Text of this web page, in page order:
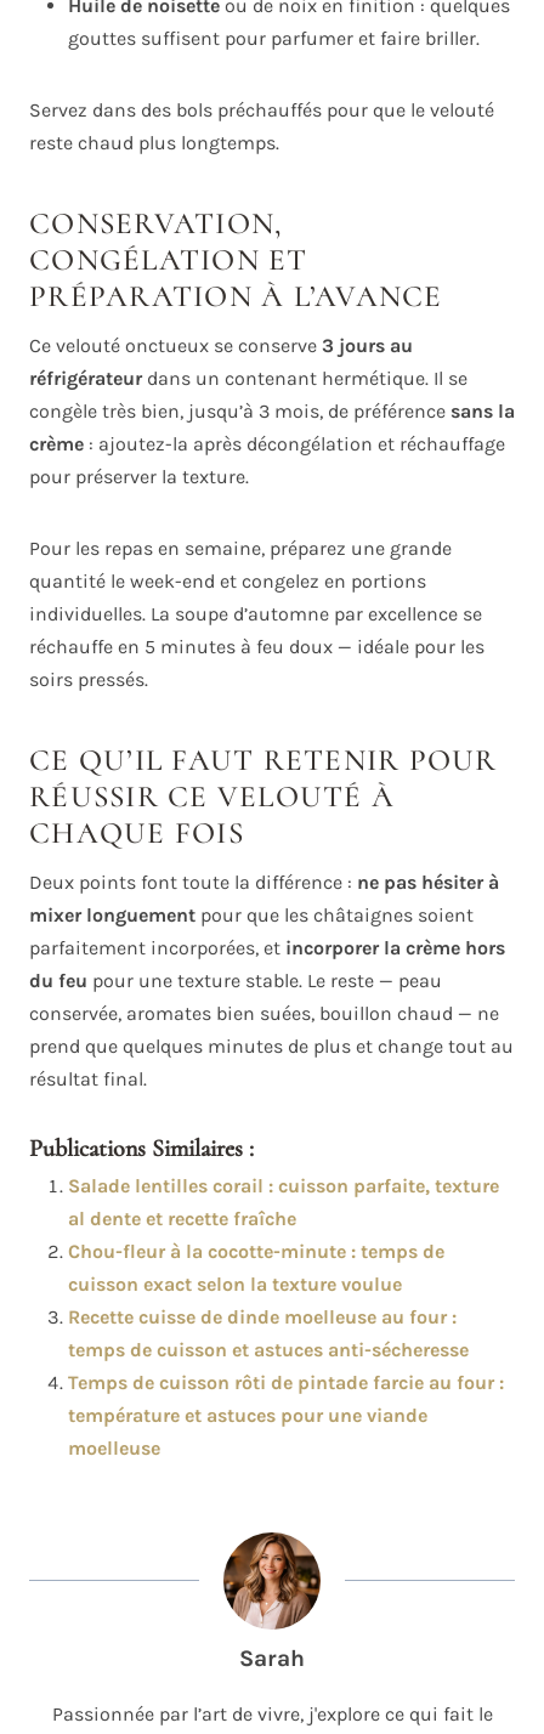
Huile de noisette ou de noix en finition : quelques
gouttes suffisent pour parfumer et faire briller.
Servez dans des bols préchauffés pour que le velouté
reste chaud plus longtemps.
CONSERVATION,
CONGÉLATION ET
PRÉPARATION À L’AVANCE
Ce velouté onctueux se conserve 3 jours au
réfrigérateurdans un contenant hermétique. Il se
congèle très bien, jusqu’à 3 mois, de préférence sans la
crème : ajoutez-la après décongélation et réchauffage
pour préserver la texture.
Pour les repas en semaine, préparez une grande
quantité le week-end et congelez en portions
individuelles. La soupe d’automne par excellence se
réchauffe en 5 minutes à feu doux — idéale pour les
soirs pressés.
CE QU’IL FAUT RETENIR POUR
RÉUSSIR CE VELOUTÉ À
CHAQUE FOIS
Deux points font toute la différence : ne pas hésiter à
mixer longuement pour que les châtaignes soient
parfaitement incorporées, et incorporer la crème hors
du feu pour une texture stable. Le reste — peau
conservée, aromates bien suées, bouillon chaud — ne
prend que quelques minutes de plus et change tout au
résultat final.
Publications Similaires :
Salade lentilles corail : cuisson parfaite, texture
al dente et recette fraîche
Chou-fleur à la cocotte-minute : temps de
cuisson exact selon la texture voulue
Recette cuisse de dinde moelleuse au four :
temps de cuisson et astuces anti-sécheresse
Temps de cuisson rôti de pintade farcie au four :
température et astuces pour une viande
moelleuse
Sarah
Passionnée par l’art de vivre, j'explore ce qui fait le